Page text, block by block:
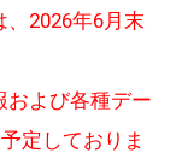
2026年6月末
および各種デー
定しておりま